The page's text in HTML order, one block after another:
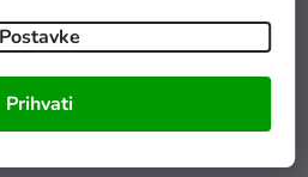
Postavke
Prihvati
izrađendrveni cimbal
Drvena baza instrumenta
činele obojene su sigurnim i